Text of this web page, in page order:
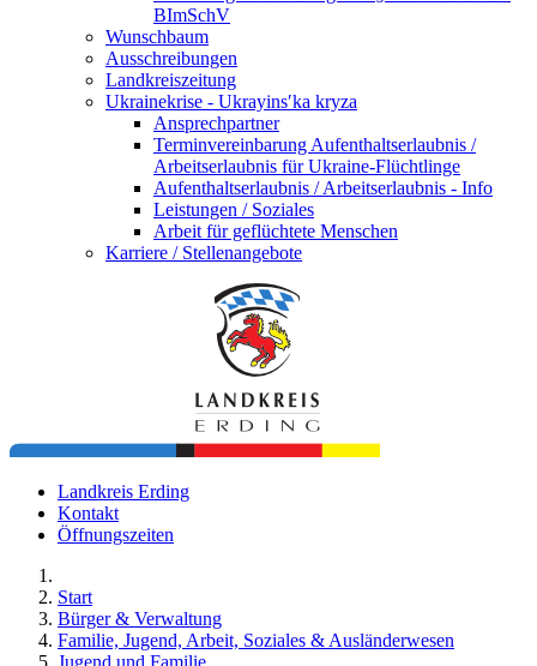
BImSchV
Wunschbaum
Ausschreibungen
Landkreiszeitung
Ukrainekrise - Ukrayinsʹka kryza
Ansprechpartner
Terminvereinbarung Aufenthaltserlaubnis /
Arbeitserlaubnis für Ukraine-Flüchtlinge
Aufenthaltserlaubnis / Arbeitserlaubnis - Info
Leistungen / Soziales
Arbeit für geflüchtete Menschen
Karriere / Stellenangebote
Landkreis Erding
Kontakt
Öffnungszeiten
Start
Bürger & Verwaltung
Familie, Jugend, Arbeit, Soziales & Ausländerwesen
Jugend und Familie